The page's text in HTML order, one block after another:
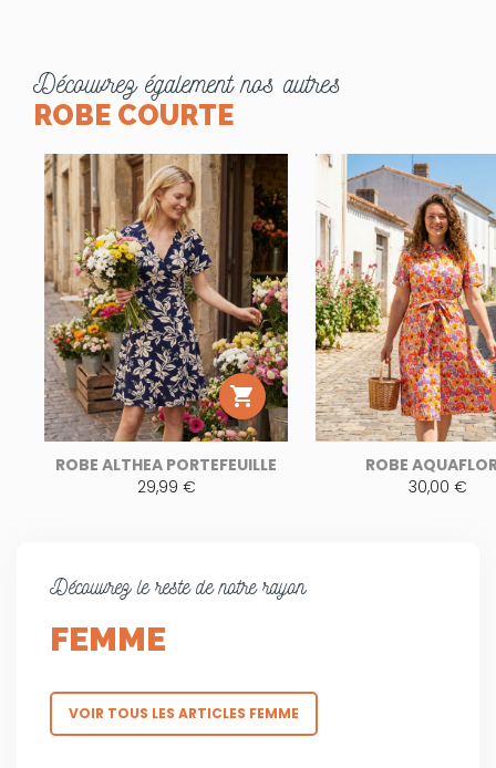
Découvrez également nos autres
ROBE COURTE

ROBE ALTHEA PORTEFEUILLE
29,99 €
ROBE
30,00 €
Découvrez le reste de notre rayon
FEMME
VOIR TOUS LES ARTICLES FEMME